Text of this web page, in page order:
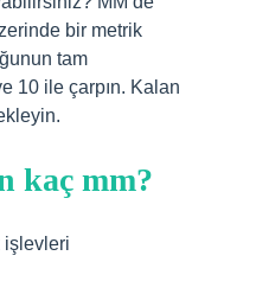
bir metrik
tam
10 ile çarpın. Kalan
kaç mm?
işlevleri